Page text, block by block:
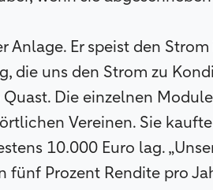
Anlage. Er speist den Strom
die uns den Strom zu
Die einzelnen
Vereinen. Sie
10.000 Euro lag.
fünf Prozent Rendite pro